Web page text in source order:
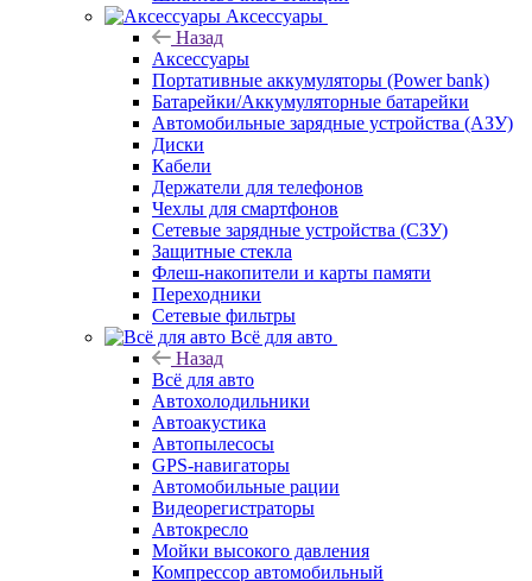
Аксессуары
Назад
Аксессуары
Портативные аккумуляторы (Power bank)
Батарейки/Аккумуляторные батарейки
Автомобильные зарядные устройства (АЗУ)
Диски
Кабели
Держатели для телефонов
Чехлы для смартфонов
Сетевые зарядные устройства (СЗУ)
Защитные стекла
Флеш-накопители и карты памяти
Переходники
Сетевые фильтры
Всё для авто
Назад
Всё для авто
Автохолодильники
Автоакустика
Автопылесосы
GPS-навигаторы
Автомобильные рации
Видеорегистраторы
Автокресло
Мойки высокого давления
Компрессор автомобильный